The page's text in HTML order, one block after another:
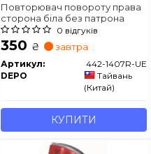
Повторювач повороту права
сторона біла без патрона
0 відгуків
350 ₴ завтра
Артикул:
442-1407R-UE
DEPO
Тайвань
(Китай)
КУПИТИ